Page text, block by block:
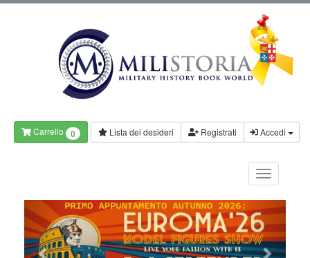
Carrello 0 Lista dei desideri Registrati Accedi
Previous Next